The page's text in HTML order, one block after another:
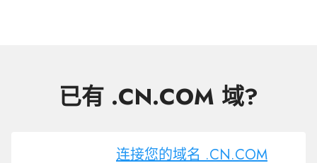
已有 .CN.COM 域?
连接您的域名 .CN.COM